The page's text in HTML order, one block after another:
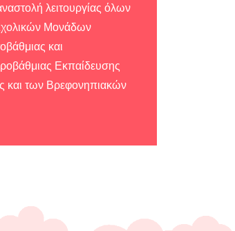
λειτουργίας όλων
Μονάδων
και
Εκπαίδευσης
και των Βρεφονηπιακών